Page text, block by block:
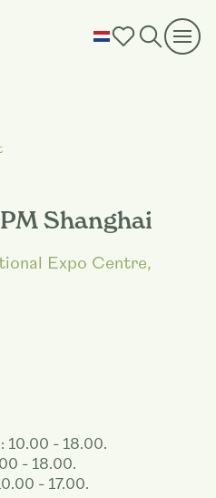
Shanghai
Expo Centre,
10.00 - 18.00.
- 18.00.
- 17.00.